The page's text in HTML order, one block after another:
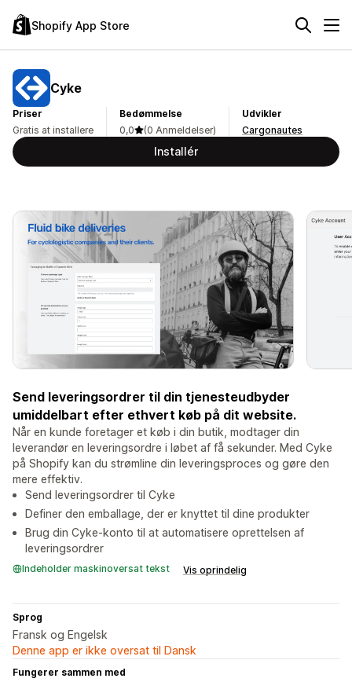
Shopify App Store
Cyke
Priser
Gratis at installere
Bedømmelse
0,0
(0 Anmeldelser)
Udvikler
Cargonautes
Installér
Send leveringsordrer til din tjenesteudbyder
umiddelbart efter ethvert køb på dit website.
Når en kunde foretager et køb i din butik, modtager din
leverandør en leveringsordre i løbet af få sekunder. Med Cyke
på Shopify kan du strømline din leveringsproces og gøre den
mere effektiv.
Send leveringsordrer til Cyke
Definer den emballage, der er knyttet til dine produkter
Brug din Cyke-konto til at automatisere oprettelsen af
leveringsordrer
Indeholder maskinoversat tekst Vis oprindelig
Sprog
Fransk og Engelsk
Denne app er ikke oversat til Dansk
Fungerer sammen med